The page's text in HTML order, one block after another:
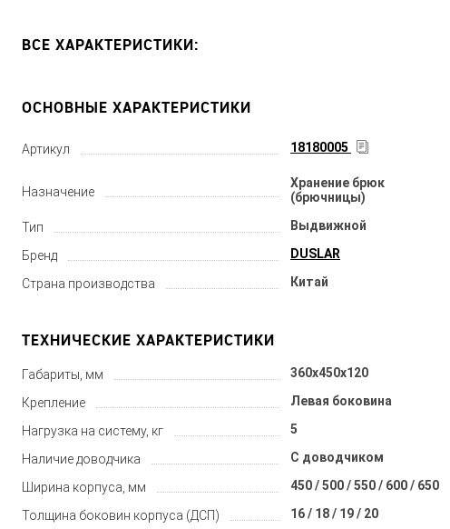
ВСЕ ХАРАКТЕРИСТИКИ:
ОСНОВНЫЕ ХАРАКТЕРИСТИКИ
Артикул 18180005
Назначение
Хранение брюк
(брючницы)
Тип Выдвижной
Бренд DUSLAR
Страна производства Китай
ТЕХНИЧЕСКИЕ ХАРАКТЕРИСТИКИ
Габариты, мм 360x450x120
Крепление Левая боковина
Нагрузка на систему, кг 5
Наличие доводчика С доводчиком
Ширина корпуса, мм 450 / 500 / 550 / 600 / 650
Толщина боковин корпуса (ДСП) 16 / 18 / 19 / 20